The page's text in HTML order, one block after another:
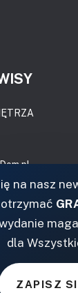
na nasz
otrzymać
dla
ZAPISZ